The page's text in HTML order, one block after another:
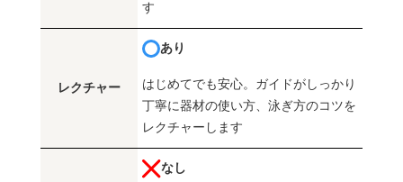
す
レクチャー
あり
はじめてでも安心。ガイドがしっかり
丁寧に器材の使い方、泳ぎ方のコツを
レクチャーします
なし